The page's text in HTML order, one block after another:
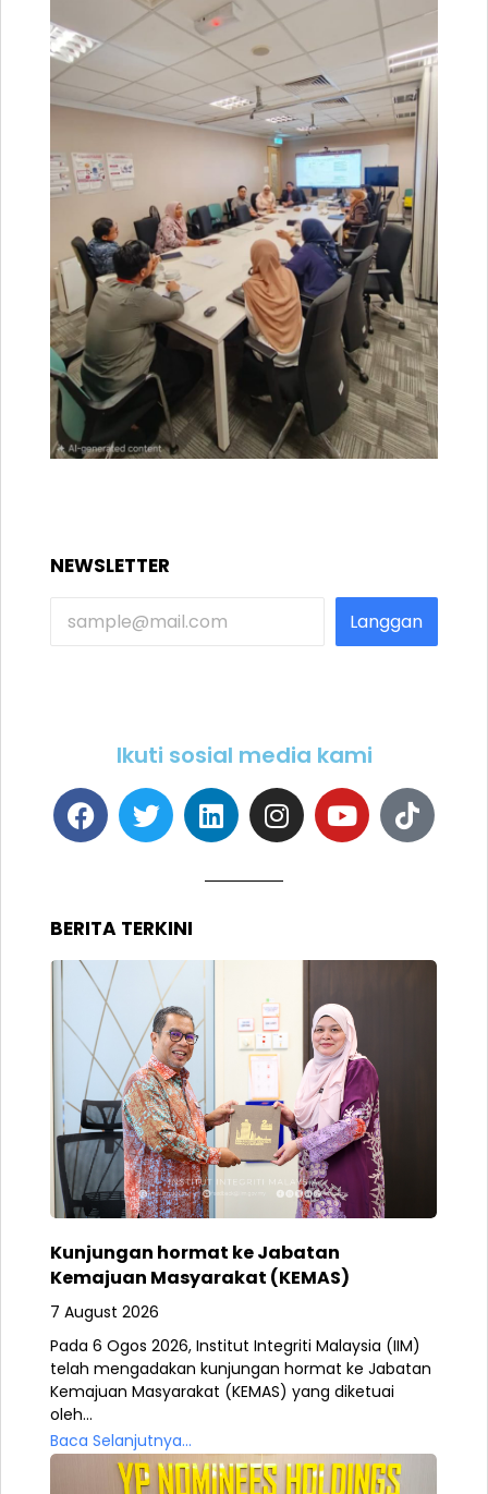
NEWSLETTER
Langgan
Ikuti sosial media kami
BERITA TERKINI
Kunjungan hormat ke Jabatan
Kemajuan Masyarakat (KEMAS)
7 August 2026
Pada 6 Ogos 2026, Institut Integriti Malaysia (IIM)
telah mengadakan kunjungan hormat ke Jabatan
Kemajuan Masyarakat (KEMAS) yang diketuai
oleh...
Baca Selanjutnya...